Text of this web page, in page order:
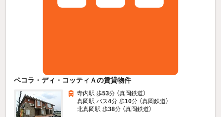
ペコラ・ディ・コッティＡの賃貸物件
寺内駅 歩53分 （真岡鉄道）
真岡駅 バス4分 歩10分 （真岡鉄道）
北真岡駅 歩38分 （真岡鉄道）